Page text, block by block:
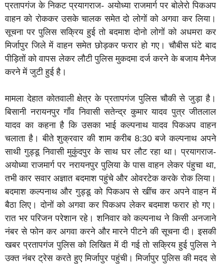
प्रतापगंज के निकट प्रयागराज- अयोध्या राजमार्ग पर बोलेरो पिकअप
वाहन को रोककर उसके चालक समेत दो लोगों को अगवा कर लिया।
सूचना पर पुलिस सक्रिय हुई तो बदमाश दोनो लोगों को अधमरा कर
मिर्जापुर जिले में वाहन समेत छोड़कर फरार हो गए। चौबीस घंटे बाद
पीड़ितों को वापस लेकर लौटी पुलिस मुकदमा दर्ज करने के बजाय मैनेज
करने में जुटी हुई है।
मामला देहात कोतवाली क्षेत्र के प्रतापगंज पुलिस चौकी से जुड़ा है।
बिसानी नरायनपुर गॉंव निवासी सतेन्द्र कुमार यादव पुत्र जीतलाल
यादव का कहना है कि उसका भाई कल्पनाथ यादव पिकअप वाहन
चलाता है। बीते शुक्रवार की शाम करीब 8:30 बजे कल्पनाथ अपने
साथी गुड्डू निवासी मुकुंदपुर के साथ घर लौट रहा था। प्रयागराज-
अयोध्या राजमार्ग पर नरायनपुर पुलिया के पास वाहन लेकर पंहुचा था,
तभी कार सवार अज्ञात बदमाश पहुंचे और ओवरटेक करके रोक लिया।
बदमाश कल्पनाथ और गुड्डू को पिकअप से खींच कर अपने वाहन में
बैठा लिए। दोनों को अगवा कर पिकअप लेकर बदमाश फरार हो गए।
रात भर परिजन परेशान रहे। शनिवार को कल्पनाथ ने किसी अनजाने
नंबर से फोन कर अगवा करने और मारने पीटने की सूचना दी। इसकी
खबर प्रतापगंज पुलिस को लिखित में दी गई तो सक्रिय हुई पुलिस ने
उक्त नंबर ट्रेस करते हुए मिर्जापुर पहुंची। मिर्जापुर पुलिस की मदद से